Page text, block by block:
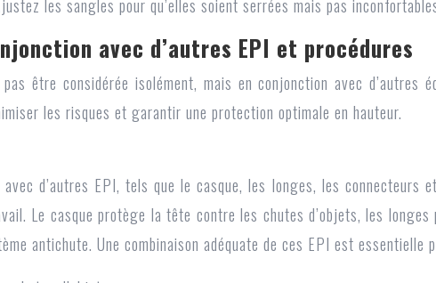
les sangles pour qu’elles soient serrées mais pas
avec d’autres EPI et procédures
être considérée isolément, mais en conjonction avec
les risques et garantir une protection optimale en hauteur.
d’autres EPI, tels que le casque, les longes, les
Le casque protège la tête contre les chutes d’objets, les
antichute. Une combinaison adéquate de ces EPI est essentielle